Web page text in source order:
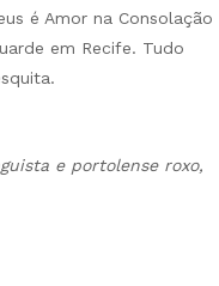
é Amor na Consolação
em Recife. Tudo
e portolense roxo,